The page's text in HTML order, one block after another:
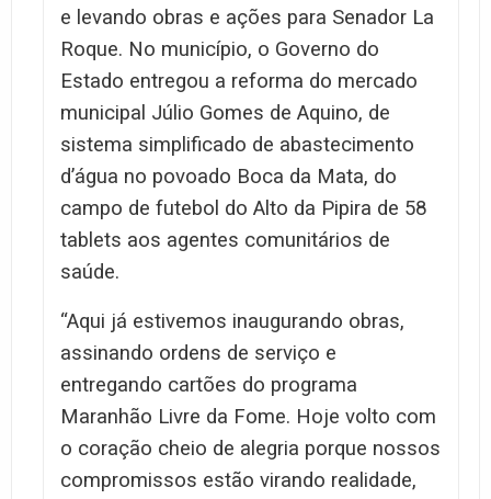
e levando obras e ações para Senador La
Roque. No município, o Governo do
Estado entregou a reforma do mercado
municipal Júlio Gomes de Aquino, de
sistema simplificado de abastecimento
d’água no povoado Boca da Mata, do
campo de futebol do Alto da Pipira de 58
tablets aos agentes comunitários de
saúde.
“Aqui já estivemos inaugurando obras,
assinando ordens de serviço e
entregando cartões do programa
Maranhão Livre da Fome. Hoje volto com
o coração cheio de alegria porque nossos
compromissos estão virando realidade,